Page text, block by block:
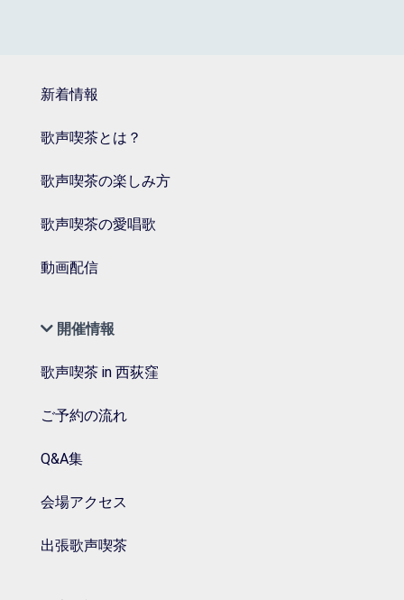
新着情報
歌声喫茶とは？
歌声喫茶の楽しみ方
歌声喫茶の愛唱歌
動画配信
開催情報
歌声喫茶 in 西荻窪
ご予約の流れ
Q&A集
会場アクセス
出張歌声喫茶